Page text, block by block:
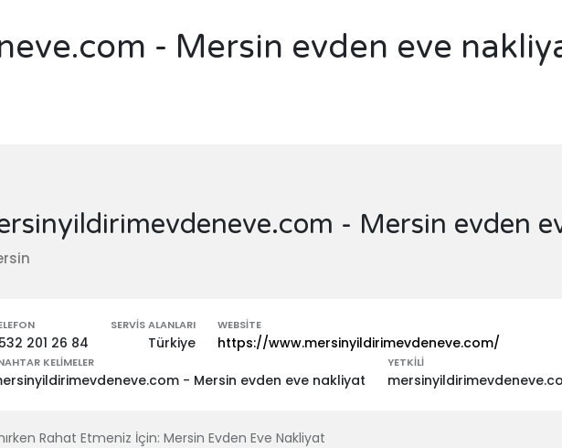
- Mersin evden eve
- Mersin evden
201 26 84
SERVIS ALANLARI
Türkiye
WEBSITE
https://www.mersinyildirimevdeneve.com/
KELIMELER
- Mersin evden eve nakliyat
YETKILI
Rahat Etmeniz İçin: Mersin Evden Eve Nakliyat